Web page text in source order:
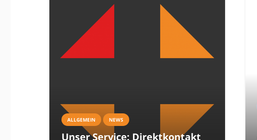
ALLGEMEIN NEWS
Unser Service: Direktkontakt